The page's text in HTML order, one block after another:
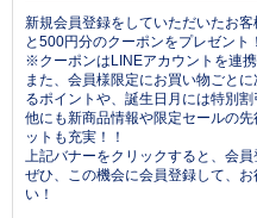
新規会員登録をしていただいたお
と500円分のクーポンをプレゼント！
※クーポンはLINEアカウントを連
また、会員様限定にお買い物ごと
るポイントや、誕生日月には特別割
他にも新商品情報や限定セールの
ットも充実！！
上記バナーをクリックすると、会員
ぜひ、この機会に会員登録して、
い！